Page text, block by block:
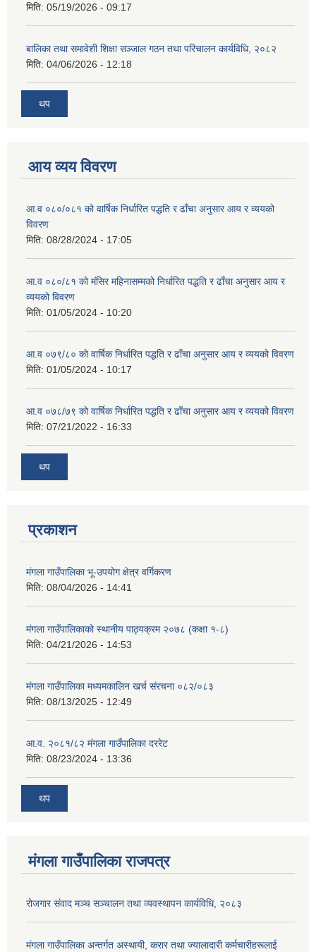
मिति: 05/19/2026 - 09:17
बालिका तथा समावेशी शिक्षा सञ्जाल गठन तथा परिचालन कार्यविधि, २०८२
मिति: 04/06/2026 - 12:18
थप
आय व्यय विवरण
आ.व ०८०/०८१ को वार्षिक निर्धारित पद्धति र ढाँचा अनुसार आय र व्ययको
विवरण
मिति: 08/28/2024 - 17:05
आ.व ०८०/८१ को मंसिर महिनासम्मको निर्धारित पद्धति र ढाँचा अनुसार आय र
व्ययको विवरण
मिति: 01/05/2024 - 10:20
आ.व ०७९/८० को वार्षिक निर्धारित पद्धति र ढाँचा अनुसार आय र व्ययको विवरण
मिति: 01/05/2024 - 10:17
आ.व ०७८/७९ को वार्षिक निर्धारित पद्धति र ढाँचा अनुसार आय र व्ययको विवरण
मिति: 07/21/2022 - 16:33
थप
प्रकाशन
मंगला गाउँपालिका भू-उपयोग क्षेत्र वर्गिकरण
मिति: 08/04/2026 - 14:41
मंगला गाउँपालिकाको स्थानीय पाठ्यक्रम २०७८ (कक्षा १-८)
मिति: 04/21/2026 - 14:53
मंगला गाउँपालिका मध्यमकालिन खर्च संरचना ०८२/०८३
मिति: 08/13/2025 - 12:49
आ.व. २०८१/८२ मंगला गाउँपालिका दररेट
मिति: 08/23/2024 - 13:36
थप
मंगला गाउँपालिका राजपत्र
रोजगार संवाद मञ्च सञ्चालन तथा व्यवस्थापन कार्यविधि, २०८३
मंगला गाउँपालिका अन्तर्गत अस्थायी, करार तथा ज्यालादारी कर्मचारीहरूलाई